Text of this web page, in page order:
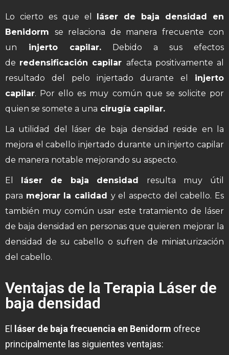
Lo cierto es que el
láser de baja densidad en
Benidorm se relaciona de manera frecuente con
un injerto capilar. Debido a sus efectos
de redensificación capilar afecta positivamente al
resultado del pelo injertado durante el injerto
capilar. Por ello es muy común que se solicite por
quien se somete a una cirugía capilar.
La utilidad del láser de baja densidad reside en la
mejora el cabello injertado durante un injerto capilar
de manera notable mejorando su aspecto.
El láser de baja densidad resulta muy útil
para mejorar la calidad y el aspecto del cabello. Es
también muy común usar este tratamiento de láser
de baja densidad en personas que quieren mejorar la
densidad de su cabello o sufren de miniaturización
del cabello.
Ventajas de la Terapia Láser de
baja densidad
El láser de baja frecuencia en Benidorm ofrece
principalmente las siguientes ventajas: